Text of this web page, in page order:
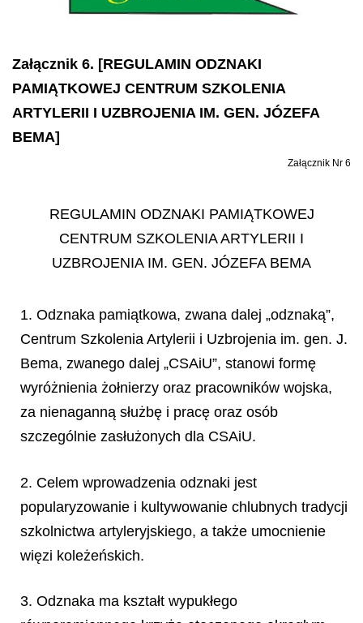
Załącznik 6. [REGULAMIN ODZNAKI
PAMIĄTKOWEJ CENTRUM SZKOLENIA
ARTYLERII I UZBROJENIA IM. GEN. JÓZEFA
BEMA]
Załącznik Nr 6
REGULAMIN ODZNAKI PAMIĄTKOWEJ
CENTRUM SZKOLENIA ARTYLERII I
UZBROJENIA IM. GEN. JÓZEFA BEMA
1. Odznaka pamiątkowa, zwana dalej „odznaką”,
Centrum Szkolenia Artylerii i Uzbrojenia im. gen. J.
Bema, zwanego dalej „CSAiU”, stanowi formę
wyróżnienia żołnierzy oraz pracowników wojska,
za nienaganną służbę i pracę oraz osób
szczególnie zasłużonych dla CSAiU.
2. Celem wprowadzenia odznaki jest
popularyzowanie i kultywowanie chlubnych tradycji
szkolnictwa artyleryjskiego, a także umocnienie
więzi koleżeńskich.
3. Odznaka ma kształt wypukłego